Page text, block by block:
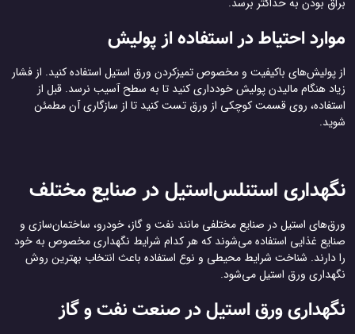
موارد احتیاط در استفاده از پولیش
از پولیش‌های باکیفیت و مخصوص تمیزکردن ورق استیل استفاده کنید. از فشار
زیاد هنگام مالیدن پولیش خودداری کنید تا به سطح آسیب نرسد. قبل از
استفاده، روی قسمت کوچکی از ورق تست کنید تا از سازگاری آن مطمئن
شوید.
نگهداری استنلس‌استیل در صنایع مختلف
ورق‌های استیل در صنایع مختلفی مانند نفت و گاز، خودرو، ساختمان‌سازی و
صنایع غذایی استفاده می‌شوند که هر کدام شرایط نگهداری مخصوص به خود
را دارند. شناخت شرایط محیطی و نوع استفاده باعث انتخاب بهترین روش
نگهداری ورق استیل می‌شود.
نگهداری ورق استیل در صنعت نفت و گاز